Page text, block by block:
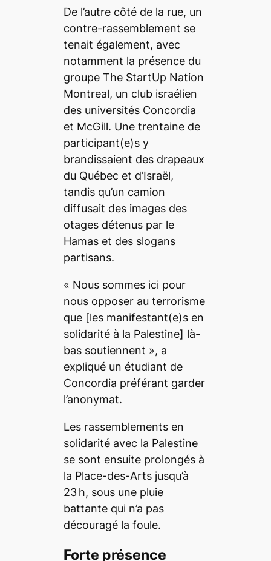
De l’autre côté de la rue, un
contre-rassemblement se
tenait également, avec
notamment la présence du
groupe The StartUp Nation
Montreal, un club israélien
des universités Concordia
et McGill. Une trentaine de
participant(e)s y
brandissaient des drapeaux
du Québec et d’Israël,
tandis qu’un camion
diffusait des images des
otages détenus par le
Hamas et des slogans
partisans.
« Nous sommes ici pour
nous opposer au terrorisme
que [les manifestant(e)s en
solidarité à la Palestine] là-
bas soutiennent », a
expliqué un étudiant de
Concordia préférant garder
l’anonymat.
Les rassemblements en
solidarité avec la Palestine
se sont ensuite prolongés à
la Place-des-Arts jusqu’à
23 h, sous une pluie
battante qui n’a pas
découragé la foule.
Forte présence